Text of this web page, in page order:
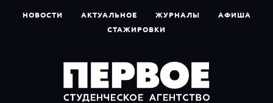
НОВОСТИ АКТУАЛЬНОЕ ЖУРНАЛЫ
АФИША
СТАЖИРОВКИ